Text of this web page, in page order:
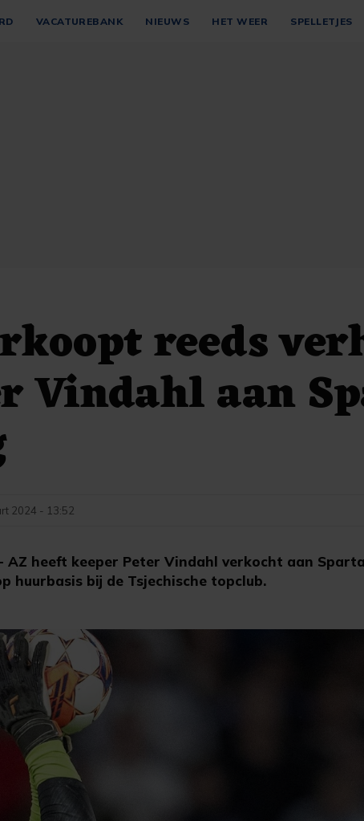
VACATUREBANK NIEUWS HET WEER SPELLETJES
reeds
Vindahl aan
AZ heeft keeper Peter Vindahl verkocht aan
huurbasis bij de Tsjechische topclub.
2024 - 13:52